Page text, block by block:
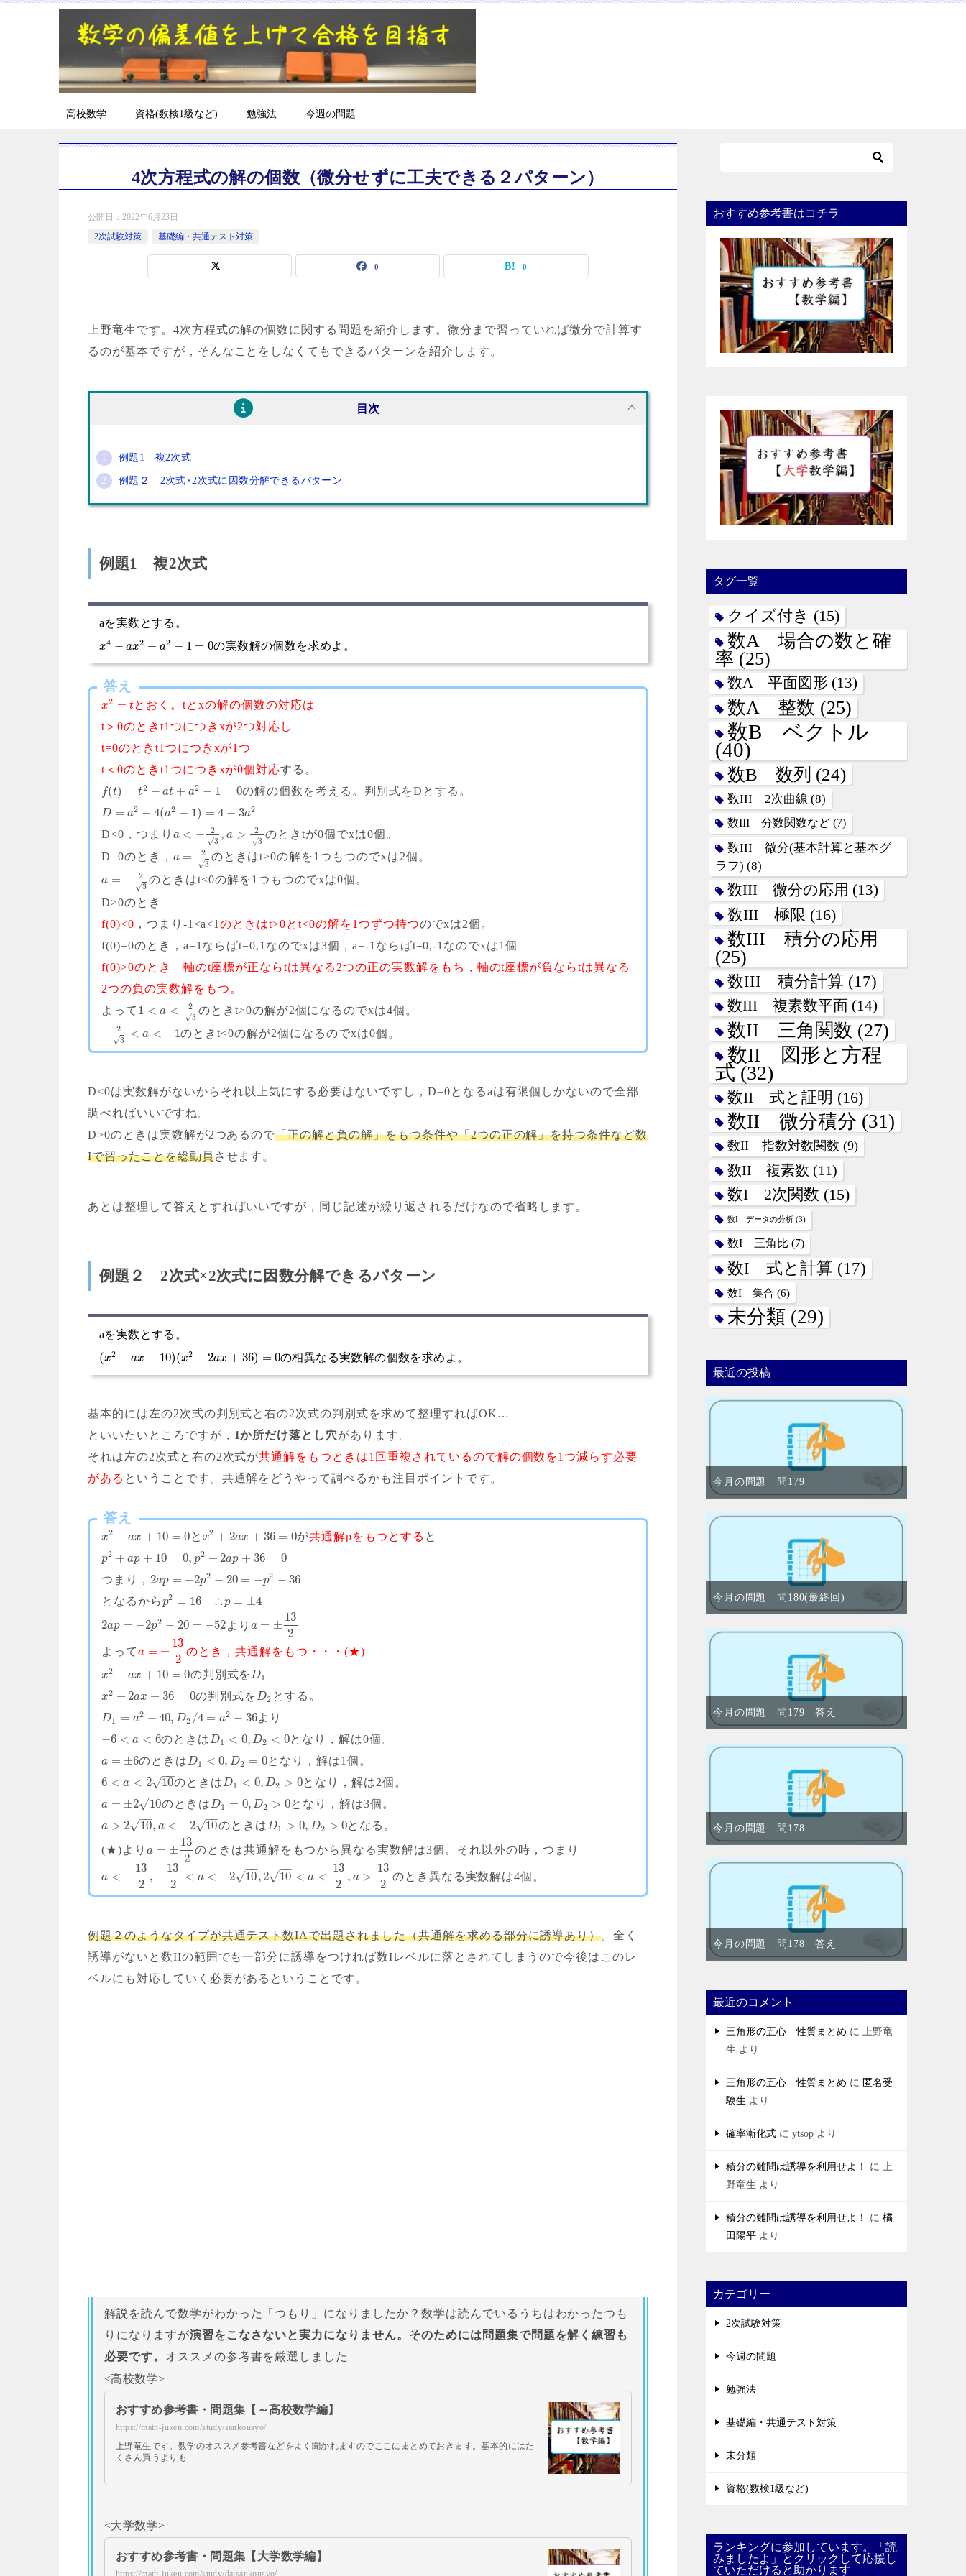
高校数学 資格(数検1級など) 勉強法 今週の問題
4次方程式の解の個数（微分せずに工夫できる２パターン）
公開日： 2022年6月23日
2次試験対策
基礎編・共通テスト対策
0 0
上野竜生です。4次方程式の解の個数に関する問題を紹介します。微分まで習っていれば微分で計算す
るのが基本ですが，そんなことをしなくてもできるパターンを紹介します。
目次
例題1 複2次式
例題２ 2次式×2次式に因数分解できるパターン
例題1 複2次式
aを実数とする。
x4 − ax2 + a2 − 1 = 0の実数解の個数を求めよ。
答え
x2 = tとおく。tとxの解の個数の対応は
t＞0のときt1つにつきxが2つ対応し
t=0のときt1つにつきxが1つ
t＜0のときt1つにつきxが0個対応する。
f(t) = t2 − at + a2 − 1 = 0の解の個数を考える。判別式をDとする。
D = a2 − 4(a2 − 1) = 4 − 3a2
D<0，つまり a < −
2
3
√ , a >
2
3
√
のときtが0個でxは0個。
D=0のとき， a =
2
3
√
のときはt>0の解を1つもつのでxは2個。
a = −
2
3
√
のときはt<0の解を1つもつのでxは0個。
D>0のとき
f(0)<0 ，つまり-1<a<1のときはt>0とt<0の解を1つずつ持つのでxは2個。
f(0)=0のとき，a=1ならばt=0,1なのでxは3個，a=-1ならばt=0,-1なのでxは1個
f(0)>0のとき 軸のt座標が正ならtは異なる2つの正の実数解をもち，軸のt座標が負ならtは異なる
2つの負の実数解をもつ。
よって 1 < a <
2
3
√
のときt>0の解が2個になるのでxは4個。
−
2
3
√ < a < −1のときt<0の解が2個になるのでxは0個。
D<0は実数解がないからそれ以上気にする必要はないですし，D=0となるaは有限個しかないので全部
調べればいいですね。
D>0のときは実数解が2つあるので「正の解と負の解」をもつ条件や「2つの正の解」を持つ条件など数
Iで習ったことを総動員させます。
あとは整理して答えとすればいいですが，同じ記述が繰り返されるだけなので省略します。
例題２ 2次式×2次式に因数分解できるパターン
aを実数とする。
(x2 + ax + 10)(x2 + 2ax + 36) = 0の相異なる実数解の個数を求めよ。
基本的には左の2次式の判別式と右の2次式の判別式を求めて整理すればOK…
といいたいところですが， 1か所だけ落とし穴があります。
それは左の2次式と右の2次式が共通解をもつときは1回重複されているので解の個数を1つ減らす必要
がある ということです。共通解をどうやって調べるかも注目ポイントです。
答え
x2 + ax + 10 = 0と x2 + 2ax + 36 = 0が共通解pをもつとする と
p2 + ap + 10 = 0, p2 + 2ap + 36 = 0
つまり， 2ap = −2p2 − 20 = −p2 − 36
となるからp2 = 16 ∴p = ±4
2ap = −2p2 − 20 = −52 より a = ±
13
2
よってa = ±
13
2
のとき，共通解をもつ・・・(★)
x2 + ax + 10 = 0の判別式をD1
x2 + 2ax + 36 = 0の判別式をD2 とする。
D1 = a2 − 40, D2 /4 = a2 − 36より
−6 < a < 6のときはD1 < 0, D2 < 0となり，解は0個。
a = ±6のときはD1 < 0, D2 = 0となり，解は1個。
6 < a < 2 10
−−
√ のときはD1 < 0, D2 > 0となり，解は2個。
a = ±2 10
−−
√ のときはD1 = 0, D2 > 0となり，解は3個。
a > 2 10
−−
√ , a < −2 10
−−
√ のときはD1 > 0, D2 > 0となる。
(★)より a = ±
13
2
のときは共通解をもつから異なる実数解は3個。それ以外の時，つまり
a < −
13
2
, −
13
2
< a < −2 10
−−
√ , 2 10
−−
√ < a <
13
2
, a >
13
2
のとき異なる実数解は4個。
例題２のようなタイプが共通テスト数IAで出題されました（共通解を求める部分に誘導あり）。全く
誘導がないと数IIの範囲でも一部分に誘導をつければ数Iレベルに落とされてしまうので今後はこのレ
ベルにも対応していく必要があるということです。
解説を読んで数学がわかった「つもり」になりましたか？数学は読んでいるうちはわかったつも
りになりますが演習をこなさないと実力になりません。そのためには問題集で問題を解く練習も
必要です。 オススメの参考書を厳選しました
<高校数学>
おすすめ参考書・問題集【～高校数学編】
https://math-juken.com/study/sankousyo/
上野竜生です。数学のオススメ参考書などをよく聞かれますのでここにまとめておきます。基本的にはた
くさん買うよりも…
<大学数学>
おすすめ参考書・問題集【大学数学編】
https://math-juken.com/study/daisankousyo/
おすすめ参考書はコチラ
タグ一覧
クイズ付き (15)
数A 場合の数と確
率 (25)
数A 平面図形 (13)
数A 整数 (25)
数B ベクトル
(40)
数B 数列 (24)
数III 2次曲線 (8)
数III 分数関数など (7)
数III 微分(基本計算と基本グ
ラフ) (8)
数III 微分の応用 (13)
数III 極限 (16)
数III 積分の応用
(25)
数III 積分計算 (17)
数III 複素数平面 (14)
数II 三角関数 (27)
数II 図形と方程
式 (32)
数II 式と証明 (16)
数II 微分積分 (31)
数II 指数対数関数 (9)
数II 複素数 (11)
数I 2次関数 (15)
数I データの分析 (3)
数I 三角比 (7)
数I 式と計算 (17)
数I 集合 (6)
未分類 (29)
最近の投稿
今月の問題 問179
今月の問題 問180(最終回)
今月の問題 問179 答え
今月の問題 問178
今月の問題 問178 答え
最近のコメント
三角形の五心 性質まとめ に 上野竜
生 より
三角形の五心 性質まとめ に 匿名受
験生 より
確率漸化式 に ytsop より
積分の難問は誘導を利用せよ！ に 上
野竜生 より
積分の難問は誘導を利用せよ！ に 橘
田陽平 より
カテゴリー
2次試験対策
今週の問題
勉強法
基礎編・共通テスト対策
未分類
資格(数検1級など)
ランキングに参加しています。「読
みましたよ」とクリックして応援し
ていただけると助かります